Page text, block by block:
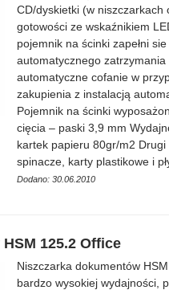
CD/dyskietki (w
gotowości ze wskaźnikiem
pojemnik na ścinki zapełni
automatycznego
automatyczne cofanie w
zakupienia z instalacją
Pojemnik na ścinki
cięcia – paski 3,9 mm
kartek papieru 80gr/m2
spinacze, karty plastikowe i
Dodano: 30.06.2010
125.2 Office
Niszczarka dokumentów
bardzo wysokiej wydajności,